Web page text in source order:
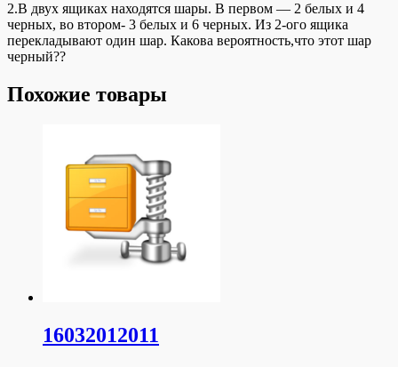
2.В двух ящиках находятся шары. В первом — 2 белых и 4
черных, во втором- 3 белых и 6 черных. Из 2-ого ящика
перекладывают один шар. Какова вероятность,что этот шар
черный??
Похожие товары
16032012011